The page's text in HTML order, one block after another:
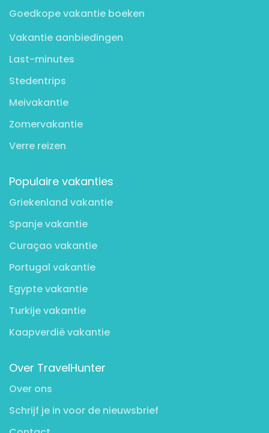
Goedkope vakantie boeken
Vakantie aanbiedingen
Last-minutes
Stedentrips
Meivakantie
Zomervakantie
Verre reizen
Populaire vakanties
Griekenland vakantie
Spanje vakantie
Curaçao vakantie
Portugal vakantie
Egypte vakantie
Turkije vakantie
Kaapverdië vakantie
Over TravelHunter
Over ons
Schrijf je in voor de nieuwsbrief